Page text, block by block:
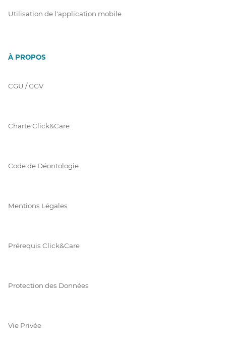
Utilisation de l'application mobile
À PROPOS
CGU / GGV
Charte Click&Care
Code de Déontologie
Mentions Légales
Prérequis Click&Care
Protection des Données
Vie Privée